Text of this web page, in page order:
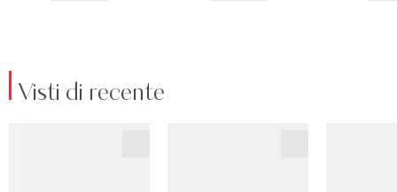
Visti di recente